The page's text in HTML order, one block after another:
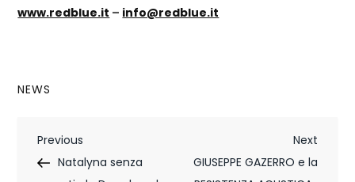
www.redblue.it – info@redblue.it
NEWS
N
a
Previous
Post
Previous
Natalyna senza
Next
Post
Next
GIUSEPPE GAZERRO e la